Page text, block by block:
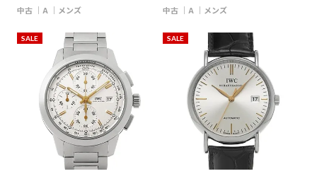
中古 A メンズ 中古 A メンズ
SALE SALE